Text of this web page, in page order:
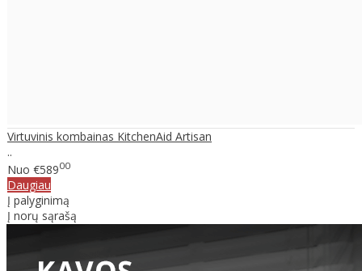
Virtuvinis kombainas KitchenAid Artisan
..
Nuo €58900
Daugiau
Į palyginimą
Į norų sąrašą